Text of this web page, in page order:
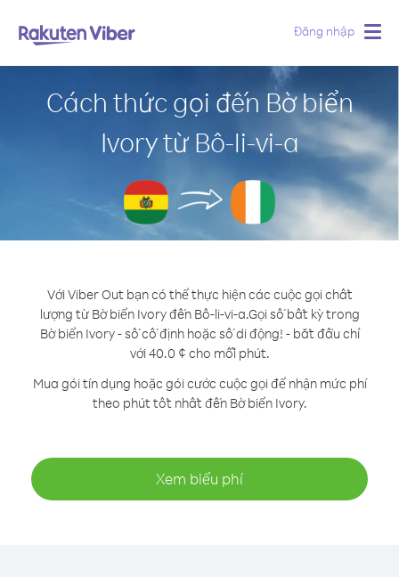
Đăng nhập
Cách thức gọi đến Bờ biển
Ivory từ Bô-li-vi-a
Với Viber Out bạn có thể thực hiện các cuộc gọi chất
lượng từ Bờ biển Ivory đến Bô-li-vi-a.Gọi số bất kỳ trong
Bờ biển Ivory - số cố định hoặc số di động! - bắt đầu chỉ
với 40.0 ¢ cho mỗi phút.
Mua gói tín dụng hoặc gói cước cuộc gọi để nhận mức phí
theo phút tốt nhất đến Bờ biển Ivory.
Xem biểu phí